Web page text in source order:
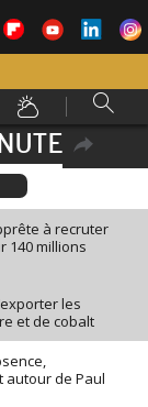
à recruter
140 millions
les
et de cobalt
de Paul